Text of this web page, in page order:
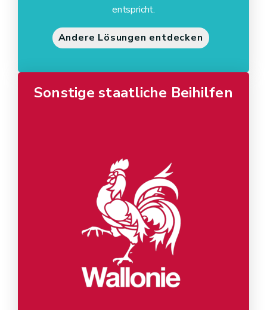
entspricht.
Andere Lösungen entdecken
Sonstige staatliche Beihilfen